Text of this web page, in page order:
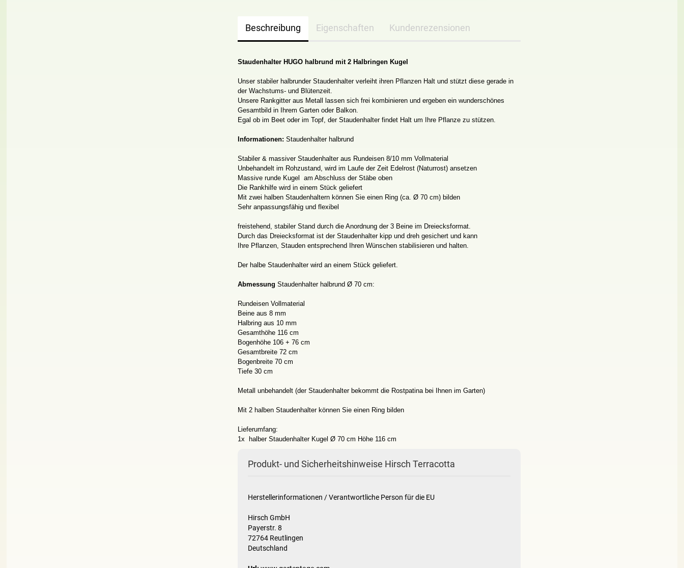
Beschreibung Eigenschaften Kundenrezensionen
Staudenhalter HUGO halbrund mit 2 Halbringen Kugel
Unser stabiler halbrunder Staudenhalter verleiht ihren Pflanzen Halt und stützt diese gerade in
der Wachstums- und Blütenzeit.
Unsere Rankgitter aus Metall lassen sich frei kombinieren und ergeben ein wunderschönes
Gesamtbild in Ihrem Garten oder Balkon.
Egal ob im Beet oder im Topf, der Staudenhalter findet Halt um Ihre Pflanze zu stützen.
Informationen: Staudenhalter halbrund
Stabiler & massiver Staudenhalter aus Rundeisen 8/10 mm Vollmaterial
Unbehandelt im Rohzustand, wird im Laufe der Zeit Edelrost (Naturrost) ansetzen
Massive runde Kugel am Abschluss der Stäbe oben
Die Rankhilfe wird in einem Stück geliefert
Mit zwei halben Staudenhaltern können Sie einen Ring (ca. Ø 70 cm) bilden
Sehr anpassungsfähig und flexibel
freistehend, stabiler Stand durch die Anordnung der 3 Beine im Dreiecksformat.
Durch das Dreiecksformat ist der Staudenhalter kipp und dreh gesichert und kann
Ihre Pflanzen, Stauden entsprechend Ihren Wünschen stabilisieren und halten.
Der halbe Staudenhalter wird an einem Stück geliefert.
Abmessung Staudenhalter halbrund Ø 70 cm:
Rundeisen Vollmaterial
Beine aus 8 mm
Halbring aus 10 mm
Gesamthöhe 116 cm
Bogenhöhe 106 + 76 cm
Gesamtbreite 72 cm
Bogenbreite 70 cm
Tiefe 30 cm
Metall unbehandelt (der Staudenhalter bekommt die Rostpatina bei Ihnen im Garten)
Mit 2 halben Staudenhalter können Sie einen Ring bilden
Lieferumfang:
1x halber Staudenhalter Kugel Ø 70 cm Höhe 116 cm
Produkt- und Sicherheitshinweise Hirsch Terracotta
Herstellerinformationen / Verantwortliche Person für die EU
Hirsch GmbH
Payerstr. 8
72764 Reutlingen
Deutschland